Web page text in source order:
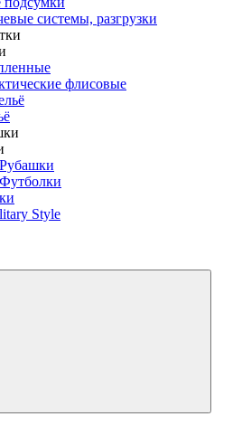
системы, разгрузки
флисовые
Style